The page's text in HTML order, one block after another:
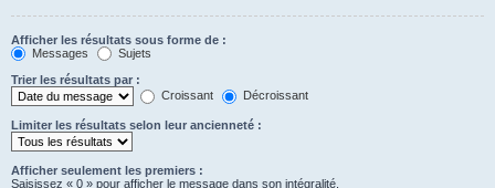
Afficher les résultats sous forme de :
Messages
Sujets
Trier les résultats par :
Croissant
Décroissant
Limiter les résultats selon leur ancienneté :
Afficher seulement les premiers :
Saisissez « 0 » pour afficher le message dans son intégralité.